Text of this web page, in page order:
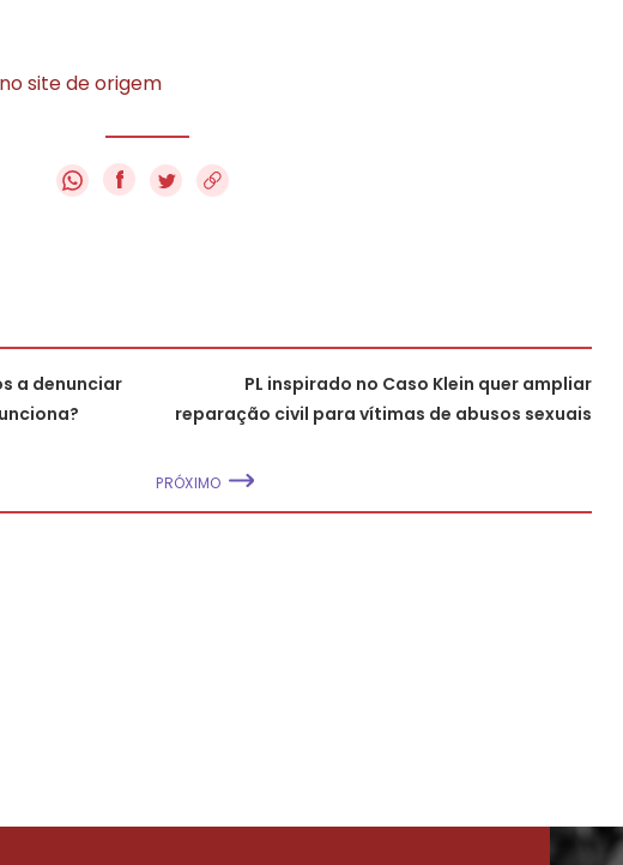
site de origem
f
a denunciar
PL inspirado no Caso Klein quer ampliar
reparação civil para vítimas de abusos sexuais
PRÓXIMO